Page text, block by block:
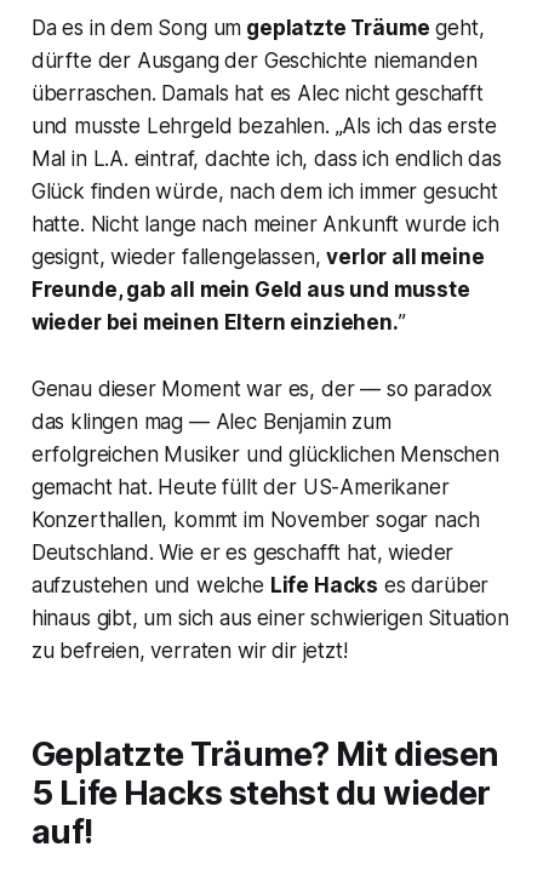
Da es in dem Song um geplatzte Träume geht,
dürfte der Ausgang der Geschichte niemanden
überraschen. Damals hat es Alec nicht geschafft
und musste Lehrgeld bezahlen. „Als ich das erste
Mal in L.A. eintraf, dachte ich, dass ich endlich das
Glück finden würde, nach dem ich immer gesucht
hatte. Nicht lange nach meiner Ankunft wurde ich
gesignt, wieder fallengelassen,verlor all meine
Freunde, gab all mein Geld aus und musste
wieder bei meinen Eltern einziehen.”
Genau dieser Moment war es, der — so paradox
das klingen mag — Alec Benjamin zum
erfolgreichen Musiker und glücklichen Menschen
gemacht hat. Heute füllt der US-Amerikaner
Konzerthallen, kommt im November sogar nach
Deutschland. Wie er es geschafft hat, wieder
aufzustehen und welche Life Hacks es darüber
hinaus gibt, um sich aus einer schwierigen Situation
zu befreien, verraten wir dir jetzt!
Geplatzte Träume? Mit diesen
5 Life Hacks stehst du wieder
auf!